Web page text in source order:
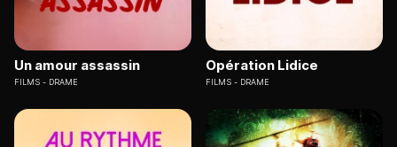
Un amour assassin
FILMS DRAME
Opération Lidice
FILMS DRAME